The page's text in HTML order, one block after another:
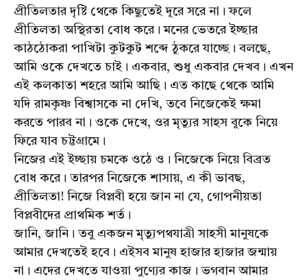
প্রীতিলতার দৃষ্টি থেকে কিছুতেই দূরে সরে না। ফলে
প্রীতিলতা অস্থিরতা বোধ করে। মনের ভেতরে ইচ্ছার
কাঠঠোকরা পাখিটা কুটকুট শব্দে ঠুকরে যাচ্ছে। বলছে,
আমি ওকে দেখতে চাই। একবার, শুধু একবার দেখব। এখন
এই কলকাতা শহরে আমি আছি। এত কাছে থেকে আমি
যদি রামকৃষ্ণ বিশ্বাসকে না দেখি, তবে নিজেকেই ক্ষমা
করতে পারব না। ওকে দেখে, ওর মৃত্যুর সাহস বুকে নিয়ে
ফিরে যাব চট্টগ্রামে।
নিজের এই ইচ্ছায় চমকে ওঠে ও। নিজেকে নিয়ে বিব্রত
বোধ করে। তারপর নিজেকে শাসায়, এ কী ভাবছ,
প্রীতিলতা! নিজে বিপ্লবী হয়ে জান না যে, গোপনীয়তা
বিপ্লবীদের প্রাথমিক শর্ত।
জানি, জানি। তবু একজন মৃত্যুপথযাত্রী সাহসী মানুষকে
আমার দেখতেই হবে। এইসব মানুষ হাজার হাজার জন্মায়
না। এদের দেখতে যাওয়া পুণ্যের কাজ। ভগবান আমার